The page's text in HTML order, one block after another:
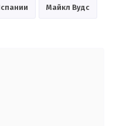
Майкл Вудс